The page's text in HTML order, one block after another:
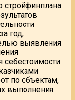
стройфинплана
год,
выявления
себестоимости
по объектам,
выполнения.